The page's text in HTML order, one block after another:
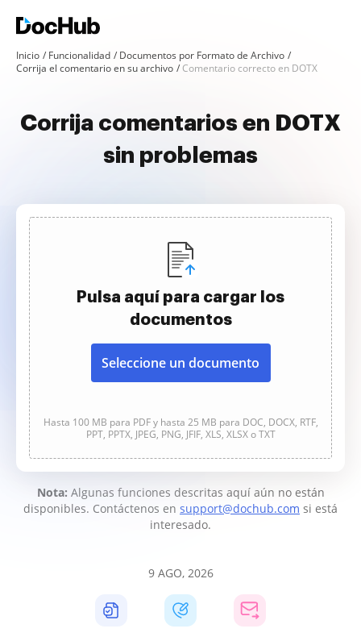
Inicio Funcionalidad
Documentos por Formato de Archivo
Corrija el comentario en su archivo
Comentario correcto en DOTX
Corrija comentarios en DOTX
sin problemas
Pulsa aquí para cargar los
documentos
Seleccione un documento
Hasta 100 MB para PDF y hasta 25 MB para DOC, DOCX, RTF,
PPT, PPTX, JPEG, PNG, JFIF, XLS, XLSX o TXT
Nota: Algunas funciones descritas aquí aún no están
disponibles. Contáctenos en support@dochub.com si está
interesado.
9 AGO, 2026